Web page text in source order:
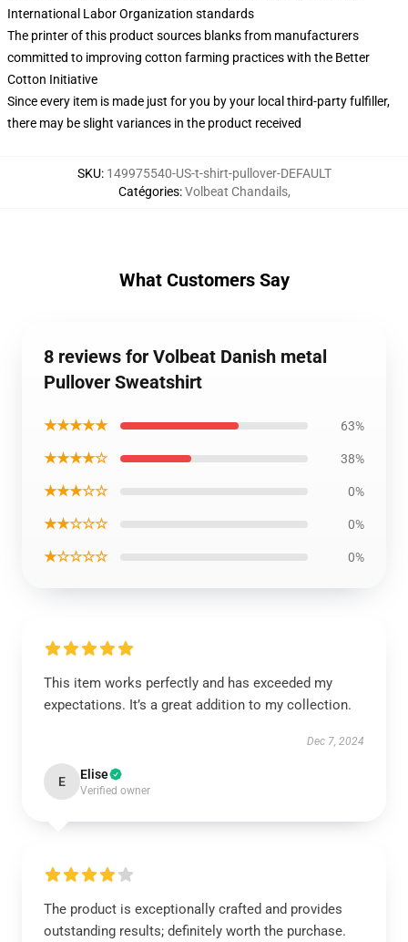
International Labor Organization standards
The printer of this product sources blanks from manufacturers
committed to improving cotton farming practices with the Better
Cotton Initiative
Since every item is made just for you by your local third-party fulfiller,
there may be slight variances in the product received
SKU: 149975540-US-t-shirt-pullover-DEFAULT
Catégories:Volbeat Chandails,
What Customers Say
8 reviews for Volbeat Danish metal
Pullover Sweatshirt
★★★★★ 63%
★★★★☆ 38%
★★★☆☆ 0%
★★☆☆☆ 0%
★☆☆☆☆ 0%
This item works perfectly and has exceeded my
expectations. It’s a great addition to my collection.
Dec 7, 2024
E Elise
Verified owner
The product is exceptionally crafted and provides
outstanding results; definitely worth the purchase.